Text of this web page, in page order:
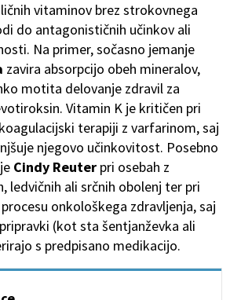
vitaminov brez strokovnega
do antagonističnih učinkov ali
Na primer, sočasno jemanje
zavira absorpcijo obeh mineralov,
motita delovanje zdravil za
Vitamin K je kritičen pri
terapiji z varfarinom, saj
njegovo učinkovitost. Posebno
Cindy Reuter pri osebah z
ledvičnih ali srčnih obolenj ter pri
onkološkega zdravljenja, saj
(kot sta šentjanževka ali
s predpisano medikacijo.